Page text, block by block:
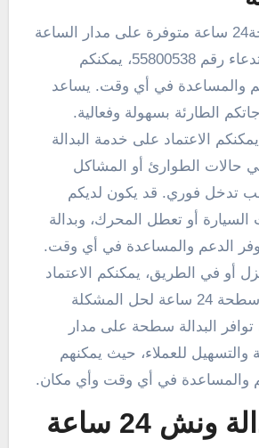
خدمة البدالة سطحة24 ساعة متوفرة على مدار الساعة
لراحة العملاء. باستدعاء رقم 55800538، يمكنكم
والمساعدة في أي وقت. يساعد
الطارئة بسهولة وفعالية.
الاعتماد على خدمة البدالة
في حالات الطوارئ أو المشاكل
تدخل فوري. قد يكون لديكم
أو تعطل المحرك، وبدالة
توفر الدعم والمساعدة في أي وقت.
أو في الطريق، يمكنكم الاعتماد
على خدمة البدالة سطحة 24 ساعة لحل المشكلة
البدالة سطحة على مدار
والتسهيل للعملاء، حيث يمكنهم
والمساعدة في أي وقت وأي مكان.
24 ساعة